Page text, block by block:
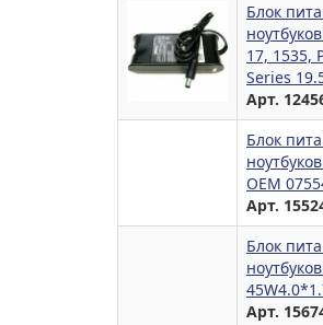
Блок
17, 1535,
Series
Арт.
Блок
OEM
Арт.
Блок
Арт.